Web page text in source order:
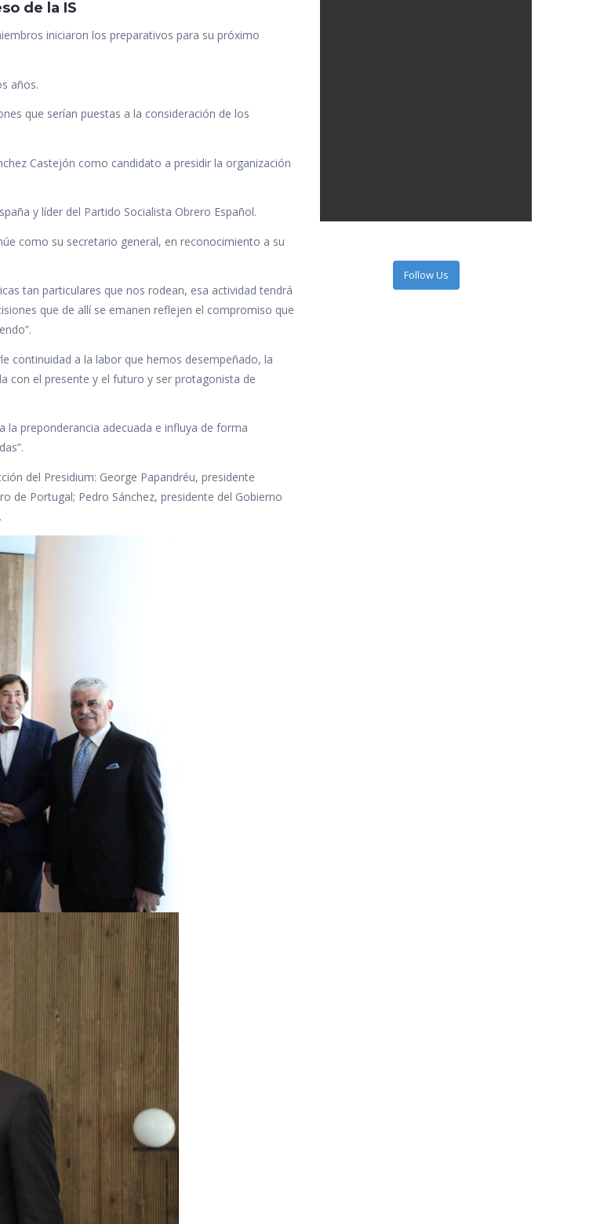
de la IS
iniciaron los preparativos para su próximo
años.
que serían puestas a la consideración de los
Castejón como candidato a presidir la organización
y líder del Partido Socialista Obrero Español.
como su secretario general, en reconocimiento a su
tan particulares que nos rodean, esa actividad tendrá
que de allí se emanen reflejen el compromiso que
continuidad a la labor que hemos desempeñado, la
con el presente y el futuro y ser protagonista de
la preponderancia adecuada e influya de forma
del Presidium: George Papandréu, presidente
de Portugal; Pedro Sánchez, presidente del Gobierno
Follow Us